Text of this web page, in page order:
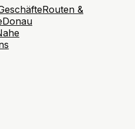
Routen &
Donau